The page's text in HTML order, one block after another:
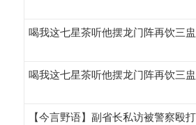
喝我这七星茶听他摆龙门阵再饮三盅
喝我这七星茶听他摆龙门阵再饮三盅
【今言野语】副省长私访被警察殴